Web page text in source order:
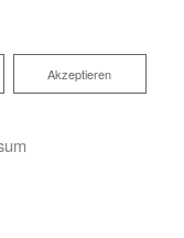
von
Akzeptieren